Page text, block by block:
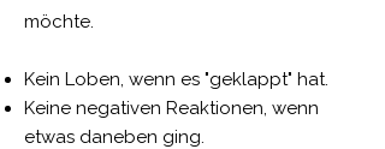
möchte.
Kein Loben, wenn es "geklappt" hat.
Keine negativen Reaktionen, wenn
etwas daneben ging.